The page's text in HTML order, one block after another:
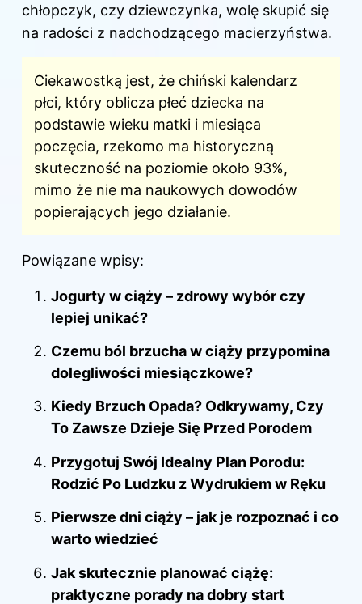
chłopczyk, czy dziewczynka, wolę skupić się
na radości z nadchodzącego macierzyństwa.
Ciekawostką jest, że chiński kalendarz
płci, który oblicza płeć dziecka na
podstawie wieku matki i miesiąca
poczęcia, rzekomo ma historyczną
skuteczność na poziomie około 93%,
mimo że nie ma naukowych dowodów
popierających jego działanie.
Powiązane wpisy:
Jogurty w ciąży – zdrowy wybór czy
lepiej unikać?
Czemu ból brzucha w ciąży przypomina
dolegliwości miesiączkowe?
Kiedy Brzuch Opada? Odkrywamy, Czy
To Zawsze Dzieje Się Przed Porodem
Przygotuj Swój Idealny Plan Porodu:
Rodzić Po Ludzku z Wydrukiem w Ręku
Pierwsze dni ciąży – jak je rozpoznać i co
warto wiedzieć
Jak skutecznie planować ciążę:
praktyczne porady na dobry start